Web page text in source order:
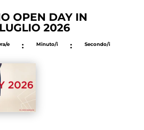
OPEN DAY IN
2026
e : Minuto/i : Secondo/i